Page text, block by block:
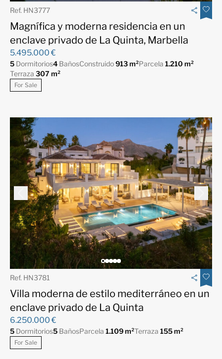
Ref. HN3777
Magnífica y moderna residencia en un
enclave privado de La Quinta, Marbella
5.495.000 €
5 Dormitorios4 BañosConstruido913 m²Parcela 1.210 m²
Terraza 307 m²
For Sale
Ref. HN3781
Villa moderna de estilo mediterráneo en un
enclave privado de La Quinta
6.250.000 €
5 Dormitorios5 BañosParcela 1.109 m²Terraza 155 m²
For Sale